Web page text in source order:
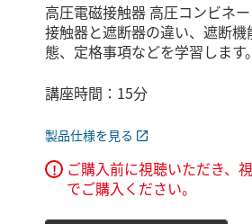
高圧電磁接触器 高圧コンビネ
接触器と遮断器の違い、遮断
態、定格事項などを学習します。
講座時間：15分
製品仕様を見る
!
ご購入前に視聴いただき、
でご購入ください。